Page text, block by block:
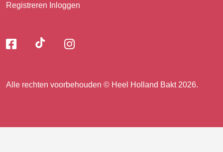
Registreren Inloggen
Volg
ons
facebook
Volg
Volg
Alle rechten voorbehouden © Heel Holland Bakt 2026.